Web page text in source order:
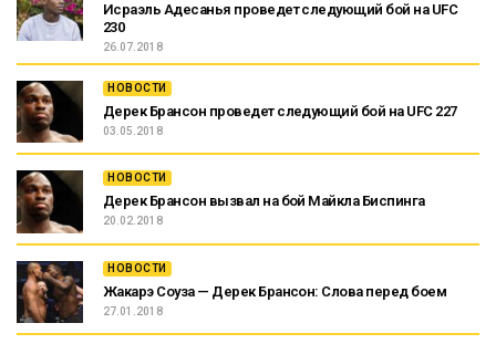
Исраэль Адесанья проведет следующий бой на UFC
230
26.07.2018
НОВОСТИ
Дерек Брансон проведет следующий бой на UFC 227
03.05.2018
НОВОСТИ
Дерек Брансон вызвал на бой Майкла Биспинга
20.02.2018
НОВОСТИ
Жакарэ Соуза — Дерек Брансон: Слова перед боем
27.01.2018